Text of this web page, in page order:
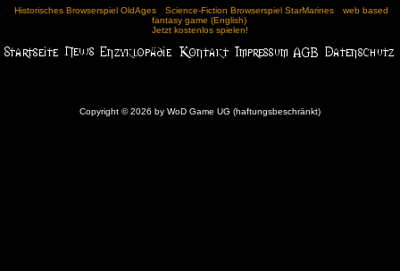
Historisches Browserspiel OldAges Science-Fiction Browserspiel StarMarines
web based
fantasy game (English)
Jetzt kostenlos spielen!
Copyright © 2026 by WoD Game UG (haftungsbeschränkt)